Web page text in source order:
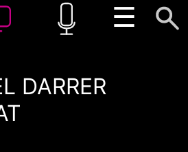
☰
DARRER